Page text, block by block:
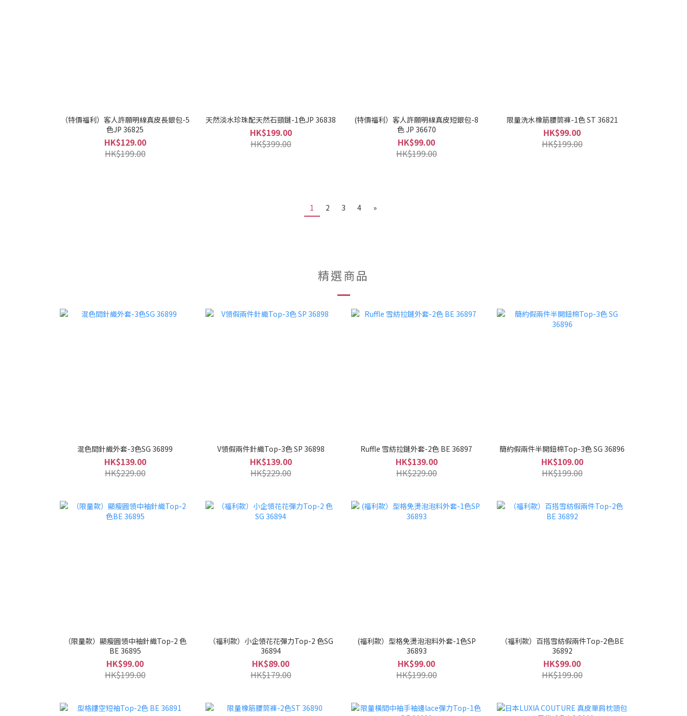
（特價福利）客人許願明線真皮長銀包-5
色JP 36825
HK$129.00
HK$199.00
天然淡水珍珠配天然石頸鏈-1色JP 36838
HK$199.00
HK$399.00
(特價福利）客人許願明線真皮短銀包-8
色 JP 36670
HK$99.00
HK$199.00
限量洗水橡筋腰筒褲-1色 ST 36821
HK$99.00
HK$199.00
1 2 3 4 »
精選商品
混色間針織外套-3色SG 36899
HK$139.00
HK$229.00
V領假兩件針織Top-3色 SP 36898
HK$139.00
HK$229.00
Ruffle 雪紡拉鏈外套-2色 BE 36897
HK$139.00
HK$229.00
簡約假兩件半開鈕棉Top-3色 SG 36896
HK$109.00
HK$199.00
（限量款）顯瘦圓領中袖針織Top-2 色
BE 36895
HK$99.00
HK$199.00
（福利款）小企領花花彈力Top-2 色SG
36894
HK$89.00
HK$179.00
(福利款）型格免燙泡泡料外套-1色SP
36893
HK$99.00
HK$199.00
（福利款）百搭雪紡假兩件Top-2色BE
36892
HK$99.00
HK$199.00